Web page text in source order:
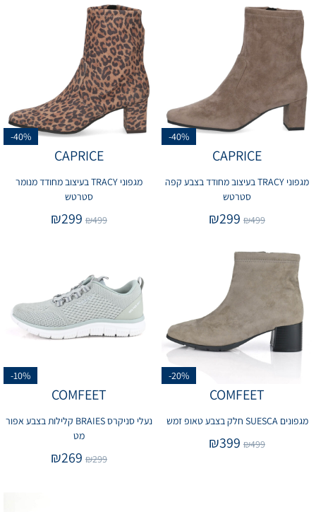
-40%
CAPRICE
מגפוני TRACY בעיצוב מחודד בצבע קפה
סטרטש
₪499
₪299
-40%
CAPRICE
מגפוני TRACY בעיצוב מחודד מנומר
סטרטש
₪499
₪299
-20%
COMFEET
מגפונים SUESCA חלק בצבע טאופ זמש
₪499
₪399
-10%
COMFEET
נעלי סניקרס BRAIES קלילות בצבע אפור
מט
₪299
₪269